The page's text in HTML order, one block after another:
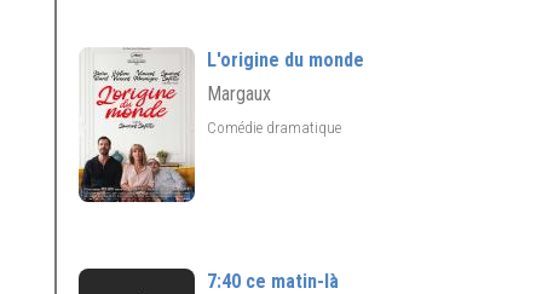
L'origine du monde
Margaux
Comédie dramatique
7:40 ce matin-là